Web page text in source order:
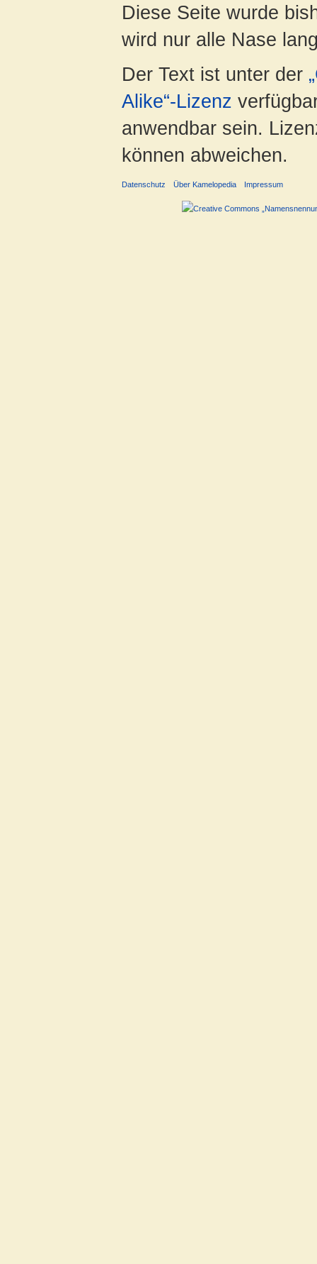
Diese Seite wurde
wird nur alle Nase
Der Text ist unter der
Alike“-Lizenz
anwendbar sein.
können abweichen.
Datenschutz Über Kamelopedia Impressum